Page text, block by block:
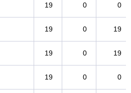
19 0 0
19 0 19
19 0 19
19 0 0